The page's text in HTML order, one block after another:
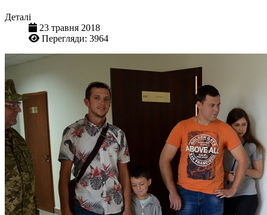
Деталі
23 травня 2018
Перегляди: 3964